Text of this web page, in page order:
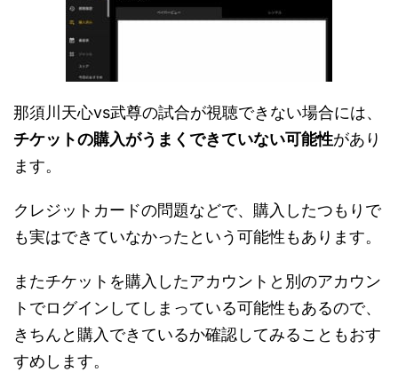
那須川天心vs武尊の試合が視聴できない場合には、
チケットの購入がうまくできていない可能性があり
ます。
クレジットカードの問題などで、購入したつもりで
も実はできていなかったという可能性もあります。
またチケットを購入したアカウントと別のアカウン
トでログインしてしまっている可能性もあるので、
きちんと購入できているか確認してみることもおす
すめします。